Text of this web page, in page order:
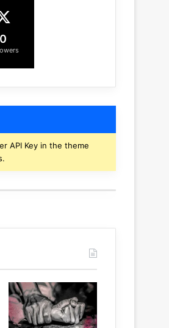
0
API Key in the theme